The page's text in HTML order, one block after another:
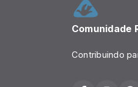
Comunidade
Contribuindo